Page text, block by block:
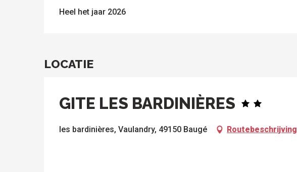
Heel het jaar 2026
LOCATIE
GITE LES BARDINIÈRES
les bardinières, Vaulandry, 49150 Baugé Routebeschrijving